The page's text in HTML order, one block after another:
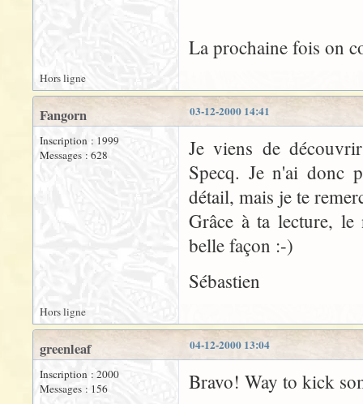
La prochaine fois on
Hors ligne
03-12-2000 14:41
Fangorn
Inscription : 1999
Messages : 628
Je viens de
Specq. Je n'ai donc
détail, mais je te
Grâce à ta lecture,
belle façon :-)
Sébastien
Hors ligne
04-12-2000 13:04
greenleaf
Inscription : 2000
Messages : 156
Bravo! Way to kick